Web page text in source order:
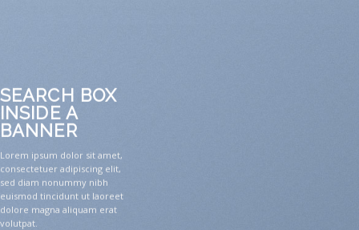
SEARCH BOX
INSIDE A
BANNER
Lorem ipsum dolor sit amet,
consectetuer adipiscing elit,
sed diam nonummy nibh
euismod tincidunt ut laoreet
dolore magna aliquam erat
volutpat.